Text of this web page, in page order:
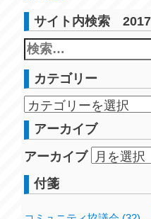
サイト内検索
カテゴリー
アーカイブ
アーカイブ
付箋